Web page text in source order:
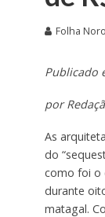
Folha
Publicado
por
As
do
como foi o
durante
matagal.